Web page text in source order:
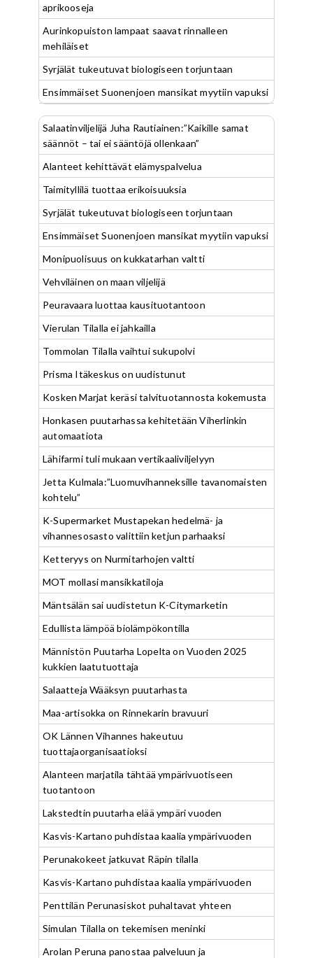
aprikooseja
Aurinkopuiston lampaat saavat rinnalleen
mehiläiset
Syrjälät tukeutuvat biologiseen torjuntaan
Ensimmäiset Suonenjoen mansikat myytiin vapuksi
Salaatinviljelijä Juha Rautiainen:”Kaikille samat
säännöt – tai ei sääntöjä ollenkaan”
Alanteet kehittävät elämyspalvelua
Taimityllilä tuottaa erikoisuuksia
Syrjälät tukeutuvat biologiseen torjuntaan
Ensimmäiset Suonenjoen mansikat myytiin vapuksi
Monipuolisuus on kukkatarhan valtti
Vehviläinen on maan viljelijä
Peuravaara luottaa kausituotantoon
Vierulan Tilalla ei jahkailla
Tommolan Tilalla vaihtui sukupolvi
Prisma Itäkeskus on uudistunut
Kosken Marjat keräsi talvituotannosta kokemusta
Honkasen puutarhassa kehitetään Viherlinkin
automaatiota
Lähifarmi tuli mukaan vertikaaliviljelyyn
Jetta Kulmala:”Luomuvihanneksille tavanomaisten
kohtelu”
K-Supermarket Mustapekan hedelmä- ja
vihannesosasto valittiin ketjun parhaaksi
Ketteryys on Nurmitarhojen valtti
MOT mollasi mansikkatiloja
Mäntsälän sai uudistetun K-Citymarketin
Edullista lämpöä biolämpökontilla
Männistön Puutarha Lopelta on Vuoden 2025
kukkien laatutuottaja
Salaatteja Wääksyn puutarhasta
Maa-artisokka on Rinnekarin bravuuri
OK Lännen Vihannes hakeutuu
tuottajaorganisaatioksi
Alanteen marjatila tähtää ympärivuotiseen
tuotantoon
Lakstedtin puutarha elää ympäri vuoden
Kasvis-Kartano puhdistaa kaalia ympärivuoden
Perunakokeet jatkuvat Räpin tilalla
Kasvis-Kartano puhdistaa kaalia ympärivuoden
Penttilän Perunasiskot puhaltavat yhteen
Simulan Tilalla on tekemisen meninki
Arolan Peruna panostaa palveluun ja